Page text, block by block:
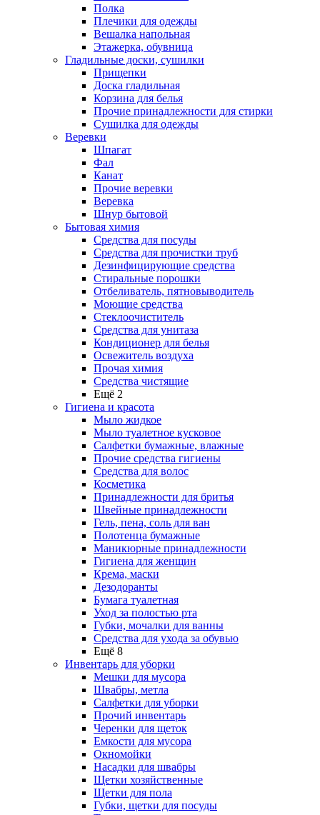
Полка
Плечики для одежды
Вешалка напольная
Этажерка, обувница
Гладильные доски, сушилки
Прищепки
Доска гладильная
Корзина для белья
Прочие принадлежности для стирки
Сушилка для одежды
Веревки
Шпагат
Фал
Канат
Прочие веревки
Веревка
Шнур бытовой
Бытовая химия
Средства для посуды
Средства для прочистки труб
Дезинфицирующие средства
Стиральные порошки
Отбеливатель, пятновыводитель
Моющие средства
Стеклоочиститель
Средства для унитаза
Кондиционер для белья
Освежитель воздуха
Прочая химия
Средства чистящие
Ещё 2
Гигиена и красота
Мыло жидкое
Мыло туалетное кусковое
Салфетки бумажные, влажные
Прочие средства гигиены
Средства для волос
Косметика
Принадлежности для бритья
Швейные принадлежности
Гель, пена, соль для ван
Полотенца бумажные
Маникюрные принадлежности
Гигиена для женщин
Крема, маски
Дезодоранты
Бумага туалетная
Уход за полостью рта
Губки, мочалки для ванны
Средства для ухода за обувью
Ещё 8
Инвентарь для уборки
Мешки для мусора
Швабры, метла
Салфетки для уборки
Прочий инвентарь
Черенки для щеток
Емкости для мусора
Окномойки
Насадки для швабры
Щетки хозяйственные
Щетки для пола
Губки, щетки для посуды